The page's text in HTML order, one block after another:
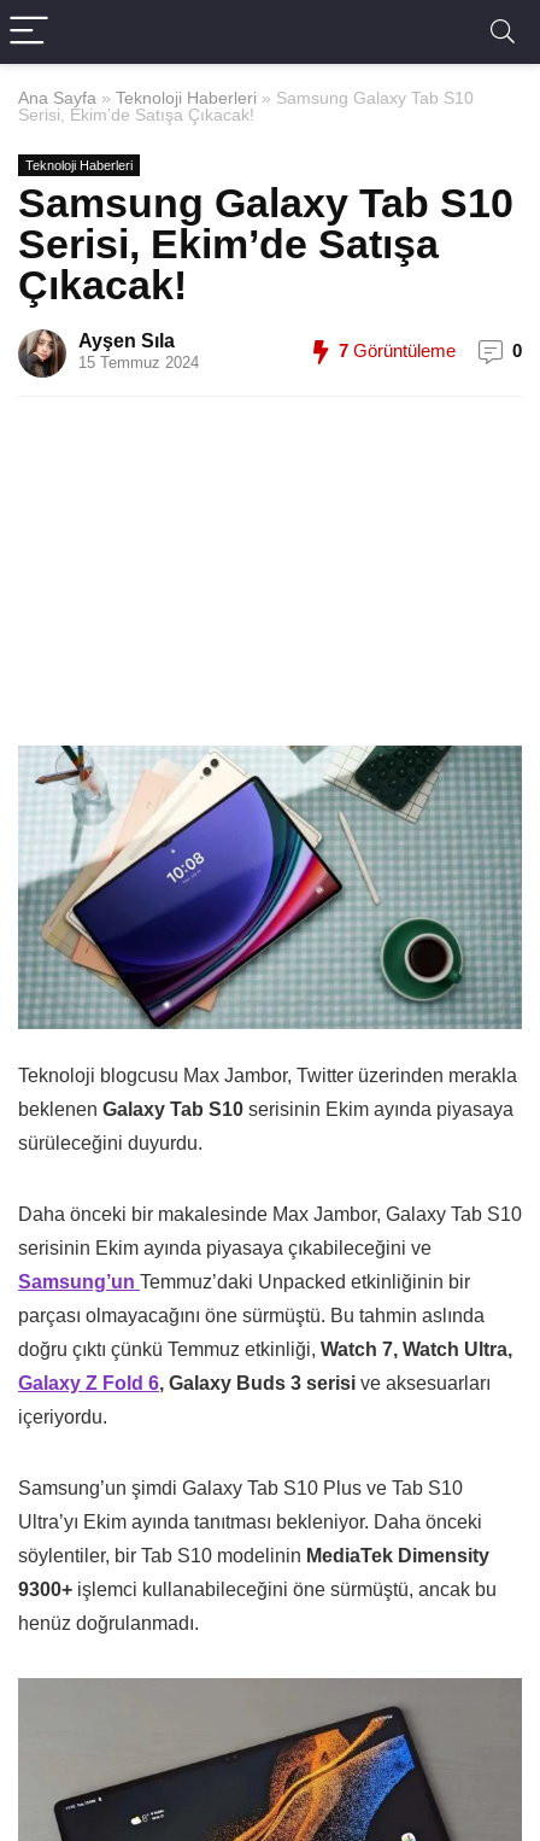
Ana Sayfa » Teknoloji Haberleri » Samsung Galaxy Tab S10
Serisi, Ekim’de Satışa Çıkacak!
Teknoloji Haberleri
Samsung Galaxy Tab S10
Serisi, Ekim’de Satışa
Çıkacak!
Ayşen Sıla
15 Temmuz 2024
7 Görüntüleme 0
Teknoloji blogcusu Max Jambor, Twitter üzerinden merakla
beklenen Galaxy Tab S10 serisinin Ekim ayında piyasaya
sürüleceğini duyurdu.
Daha önceki bir makalesinde Max Jambor, Galaxy Tab S10
serisinin Ekim ayında piyasaya çıkabileceğini ve
Samsung’un Temmuz’daki Unpacked etkinliğinin bir
parçası olmayacağını öne sürmüştü. Bu tahmin aslında
doğru çıktı çünkü Temmuz etkinliği, Watch 7, Watch Ultra,
Galaxy Z Fold 6, Galaxy Buds 3 serisi ve aksesuarları
içeriyordu.
Samsung’un şimdi Galaxy Tab S10 Plus ve Tab S10
Ultra’yı Ekim ayında tanıtması bekleniyor. Daha önceki
söylentiler, bir Tab S10 modelinin MediaTek Dimensity
9300+ işlemci kullanabileceğini öne sürmüştü, ancak bu
henüz doğrulanmadı.